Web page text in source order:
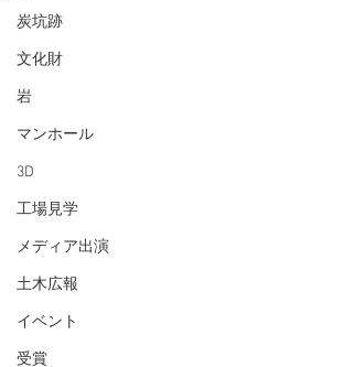
炭坑跡
文化財
岩
マンホール
3D
工場見学
メディア出演
土木広報
イベント
受賞